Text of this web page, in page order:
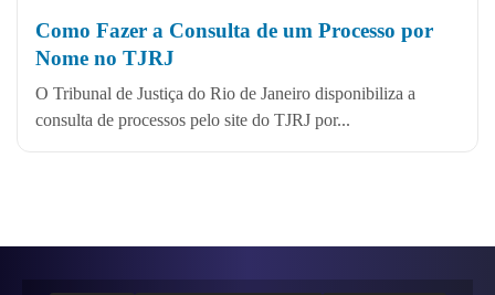
Como Fazer a Consulta de um Processo por
Nome no TJRJ
O Tribunal de Justiça do Rio de Janeiro disponibiliza a
consulta de processos pelo site do TJRJ por...